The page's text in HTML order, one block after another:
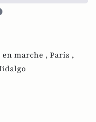
en marche , Paris ,